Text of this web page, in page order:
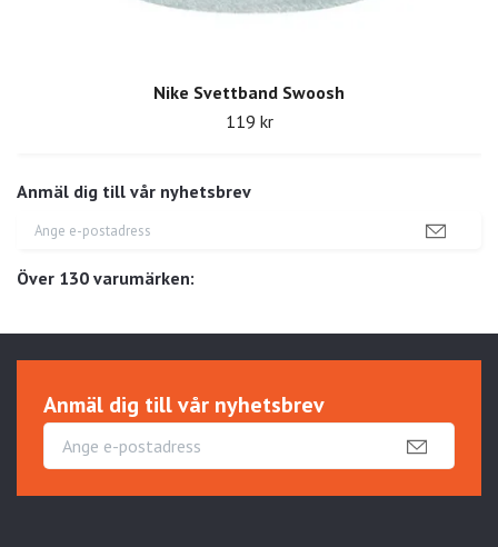
Anmäl dig till vår nyhetsbrev
Över 130 varumärken:
Nike Svettband Swoosh
119 kr
Anmäl dig till vår nyhetsbrev